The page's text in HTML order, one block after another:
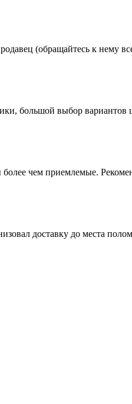
(обращайтесь к нему
большой выбор вариантов
более чем приемлемые.
доставку до места